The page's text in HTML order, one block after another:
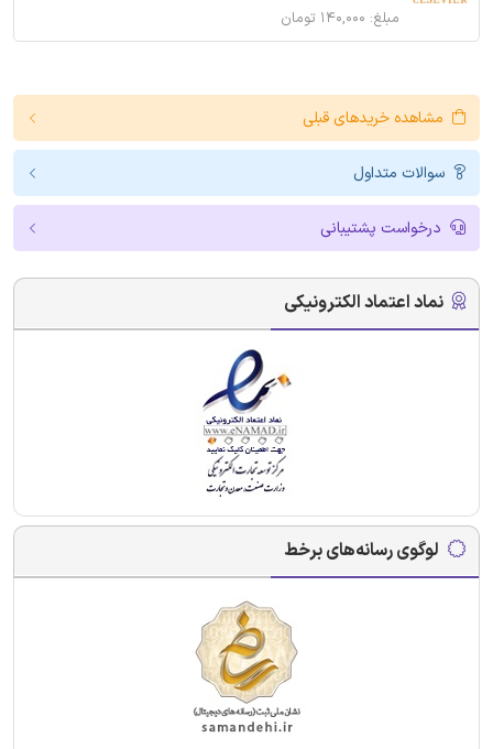
مبلغ: ۱۴۰,۰۰۰ تومان
مشاهده خریدهای قبلی
سوالات متداول
درخواست پشتیبانی
نماد اعتماد الکترونیکی
لوگوی رسانه‌های برخط